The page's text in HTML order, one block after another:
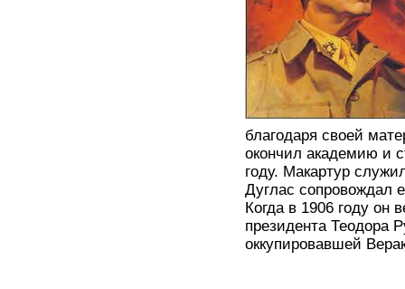
благодаря своей
окончил академию и
году. Макартур
Дуглас сопровождал
Когда в 1906 году он
президента Теодора
оккупировавшей